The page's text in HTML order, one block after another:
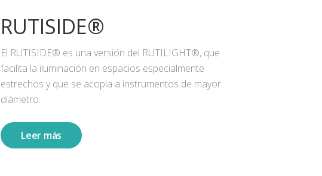
RUTISIDE®
El RUTISIDE® es una versión del RUTILIGHT®, que
facilita la iluminación en espacios especialmente
estrechos y que se acopla a instrumentos de mayor
diámetro.
Leer más